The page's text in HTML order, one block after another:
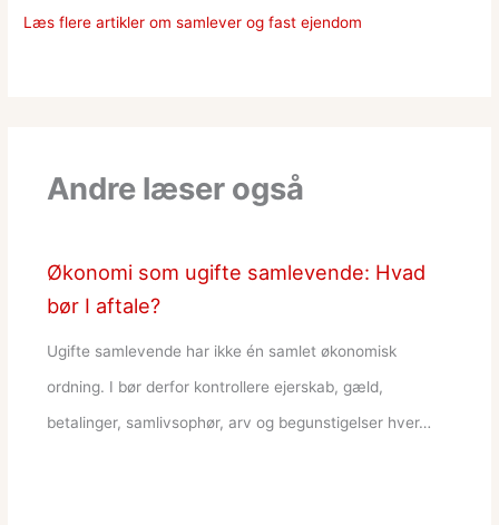
Læs flere artikler om samlever og fast ejendom
Andre læser også
Økonomi som ugifte samlevende: Hvad
bør I aftale?
Ugifte samlevende har ikke én samlet økonomisk
ordning. I bør derfor kontrollere ejerskab, gæld,
betalinger, samlivsophør, arv og begunstigelser hver…